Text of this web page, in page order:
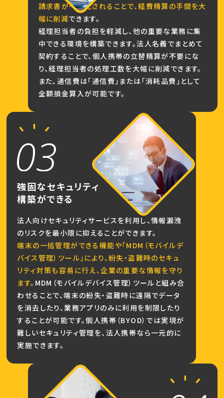
請求書が一本化されることで、経費精算の手間を大
幅に削減できます。
経理担当者の負担を軽減し、他の重要な業務に集
中できる環境を構築できます。法人名義でまとめて
契約することで、個人携帯の立替精算が不要にな
り、経理担当者の処理工数を大幅に削減できます。
また、通信費は「通信費」または「消耗品費」として
全額損金算入が可能です。
強固なセキュリティ
構築ができる
法人向けセキュリティサービスを利用し、情報漏洩
のリスクを最小限に抑えることができます。
端末の一括管理ができる機能や「MDM（モバイルデ
バイス管理）ツール」により、紛失・盗難時のセキュ
リティ対策も容易に行え、企業の重要な情報を守り
ます。 MDM（モバイルデバイス管理）ツールと組み合
わせることで、端末の紛失・盗難時に遠隔でデータ
を消去したり、業務アプリのみに利用を制限したり
することが可能です。個人携帯（BYOD）では実現が
難しいセキュリティ管理を、法人携帯なら一元的に
実施できます。